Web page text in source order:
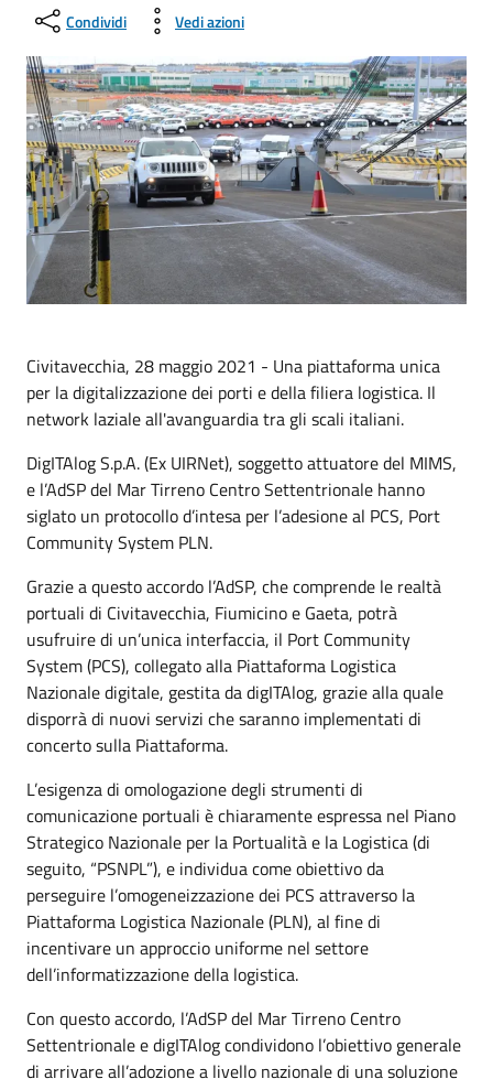
Condividi Vedi azioni
Civitavecchia, 28 maggio 2021 - Una piattaforma unica
per la digitalizzazione dei porti e della filiera logistica. Il
network laziale all'avanguardia tra gli scali italiani.
DigITAlog S.p.A. (Ex UIRNet), soggetto attuatore del MIMS,
e l’AdSP del Mar Tirreno Centro Settentrionale hanno
siglato un protocollo d’intesa per l’adesione al PCS, Port
Community System PLN.
Grazie a questo accordo l’AdSP, che comprende le realtà
portuali di Civitavecchia, Fiumicino e Gaeta, potrà
usufruire di un’unica interfaccia, il Port Community
System (PCS), collegato alla Piattaforma Logistica
Nazionale digitale, gestita da digITAlog, grazie alla quale
disporrà di nuovi servizi che saranno implementati di
concerto sulla Piattaforma.
L’esigenza di omologazione degli strumenti di
comunicazione portuali è chiaramente espressa nel Piano
Strategico Nazionale per la Portualità e la Logistica (di
seguito, “PSNPL”), e individua come obiettivo da
perseguire l’omogeneizzazione dei PCS attraverso la
Piattaforma Logistica Nazionale (PLN), al fine di
incentivare un approccio uniforme nel settore
dell’informatizzazione della logistica.
Con questo accordo, l’AdSP del Mar Tirreno Centro
Settentrionale e digITAlog condividono l’obiettivo generale
di arrivare all’adozione a livello nazionale di una soluzione